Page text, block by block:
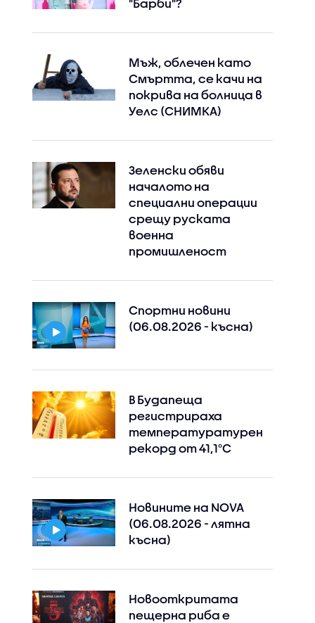
"Барби"?
Мъж, облечен като
Смъртта, се качи на
покрива на болница в
Уелс (СНИМКА)
Зеленски обяви
началото на
специални операции
срещу руската
военна
промишленост
Спортни новини
(06.08.2026 - късна)
В Будапеща
регистрираха
температуратурен
рекорд от 41,1°C
Новините на NOVA
(06.08.2026 - лятна
късна)
Новооткритата
пещерна риба е